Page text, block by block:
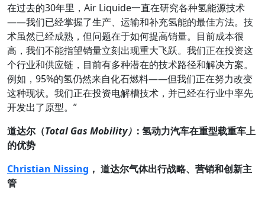
在过去的30年里，Air Liquide一直在研究各种氢能源技术
——我们已经掌握了生产、运输和补充氢能的最佳方法。技
术虽然已经成熟，但问题在于如何提高销量。目前成本很
高，我们不能指望销量立刻出现重大飞跃。我们正在投资这
个行业和供应链，目前有多种潜在的技术路径和解决方案。
例如，95%的氢仍然来自化石燃料——但我们正在努力改变
这种现状。我们正在投资电解槽技术，并已经在行业中率先
开发出了原型。”
道达尔（Total Gas Mobility） : 氢动力汽车在重型载重车上
的优势
Christian Nissing ， 道达尔气体出行战略、营销和创新主
管